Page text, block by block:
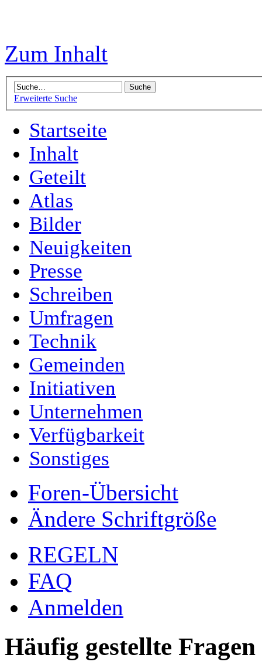
Zum Inhalt
Erweiterte Suche
Startseite
Inhalt
Geteilt
Atlas
Bilder
Neuigkeiten
Presse
Schreiben
Umfragen
Technik
Gemeinden
Initiativen
Unternehmen
Verfügbarkeit
Sonstiges
Foren-Übersicht
Ändere Schriftgröße
REGELN
FAQ
Anmelden
Häufig gestellte Fragen